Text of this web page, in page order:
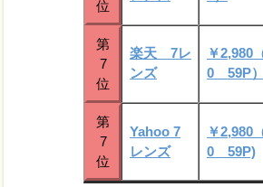
位
第
7
位
楽天 7レ
ンズ
￥2,980
0 59P）
第
7
位
Yahoo 7
レンズ
￥2,980
0 59P)